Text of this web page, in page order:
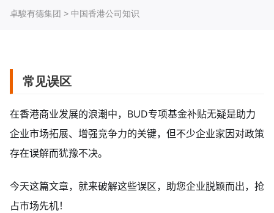
卓駿有德集团 > 中国香港公司知识
常见误区
在香港商业发展的浪潮中，BUD专项基金补贴无疑是助力
企业市场拓展、增强竞争力的关键，但不少企业家因对政策
存在误解而犹豫不决。
今天这篇文章，就来破解这些误区，助您企业脱颖而出，抢
占市场先机！